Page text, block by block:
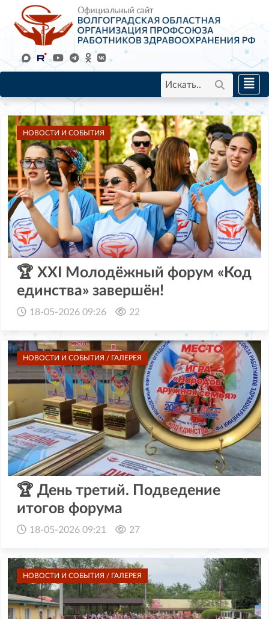
НОВОСТИ И СОБЫТИЯ
🏆 XXI Молодёжный форум «Код
единства» завершён!
18-05-2026 09:26 22
НОВОСТИ И СОБЫТИЯ / ГАЛЕРЕЯ
🏆 День третий. Подведение
итогов форума
18-05-2026 09:21 27
НОВОСТИ И СОБЫТИЯ / ГАЛЕРЕЯ